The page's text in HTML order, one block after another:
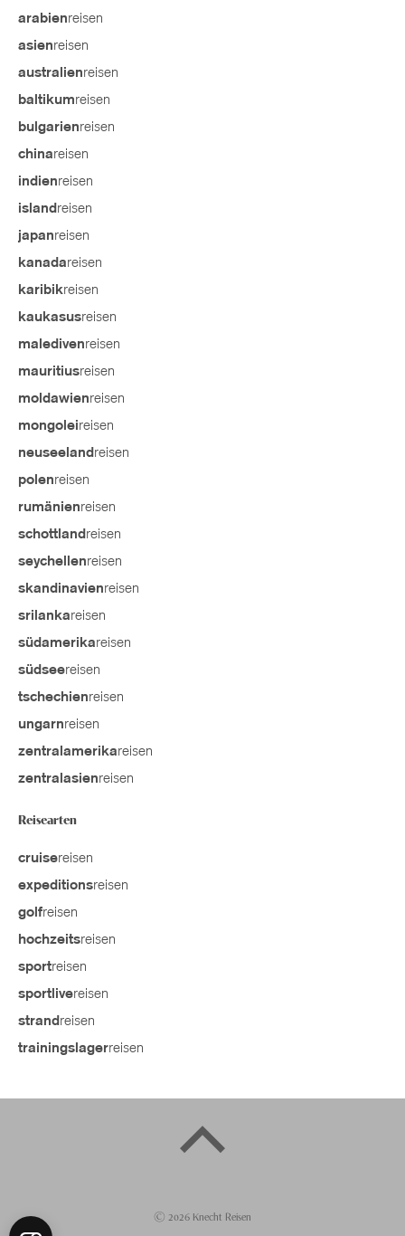
arabienreisen
asienreisen
australienreisen
baltikumreisen
bulgarienreisen
chinareisen
indienreisen
island reisen
japanreisen
kanadareisen
karibikreisen
kaukasusreisen
maledivenreisen
mauritiusreisen
moldawienreisen
mongoleireisen
neuseeland reisen
polenreisen
rumänienreisen
schottland reisen
seychellenreisen
skandinavienreisen
srilankareisen
südamerikareisen
südseereisen
tschechienreisen
ungarnreisen
zentralamerikareisen
zentralasienreisen
Reisearten
cruisereisen
expeditionsreisen
golfreisen
hochzeitsreisen
sportreisen
sportlivereisen
strand reisen
trainingslagerreisen
© 2026 Knecht Reisen